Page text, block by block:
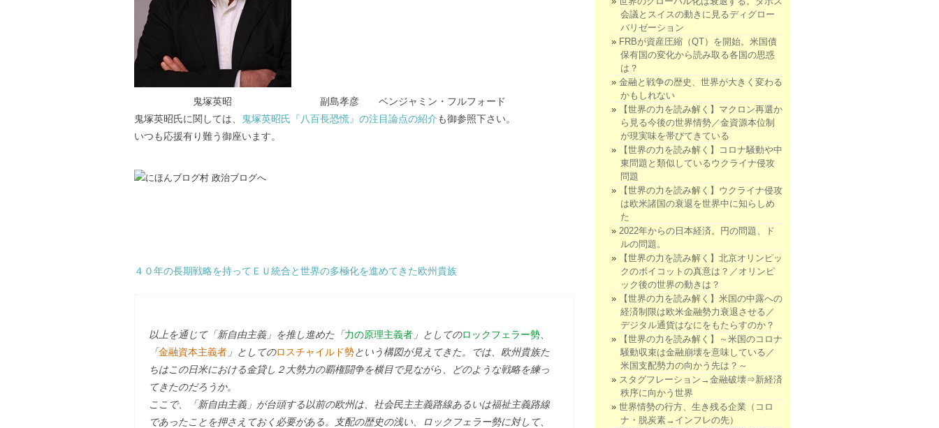
鬼塚英昭 副島孝彦 ベンジャミン・フルフォード
鬼塚英昭氏に関しては、
鬼塚英昭氏『八百長恐慌』の注目論点の紹介も御参照下さい。
いつも応援有り難う御座います。
４０年の長期戦略を持ってＥＵ統合と世界の多極化を進めてきた欧州貴族
以上を通じて「新自由主義」を推し進めた「力の原理主義者 」としてのロックフェラー勢
「金融資本主義者 」としてのロスチャイルド勢という構図が見えてきた。では、欧州貴族た
ちはこの日米における金貸し２大勢力の覇権闘争を横目で見ながら、どのような戦略を練っ
てきたのだろうか。
ここで、「新自由主義」が台頭する以前の欧州は、社会民主主義路線あるいは福祉主義路線
であったことを押さえておく必要がある。支配の歴史の浅い、ロックフェラー勢に対して、
会議とスイスの動きに見るディグロー
バリゼーション
FRBが資産圧縮（QT）を開始。米国債
保有国の変化から読み取る各国の思惑
は？
金融と戦争の歴史、世界が大きく変わる
かもしれない
【世界の力を読み解く】マクロン再選か
ら見る今後の世界情勢／金資源本位制
が現実味を帯びてきている
【世界の力を読み解く】コロナ騒動や中
東問題と類似しているウクライナ侵攻
問題
【世界の力を読み解く】ウクライナ侵攻
は欧米諸国の衰退を世界中に知らしめ
た
2022年からの日本経済。円の問題、ド
ルの問題。
【世界の力を読み解く】北京オリンピッ
クのボイコットの真意は？／オリンピ
ック後の世界の動きは？
【世界の力を読み解く】米国の中露への
経済制限は欧米金融勢力衰退させる／
デジタル通貨はなにをもたらすのか？
【世界の力を読み解く】～米国のコロナ
騒動収束は金融崩壊を意味している／
米国支配勢力の向かう先は？～
スタグフレーション→金融破壊⇒新経済
秩序に向かう世界
世界情勢の行方、生き残る企業（コロ
ナ・脱炭素→インフレの先）